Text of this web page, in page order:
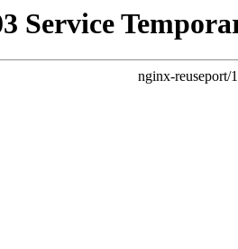
Service
nginx-reuseport/